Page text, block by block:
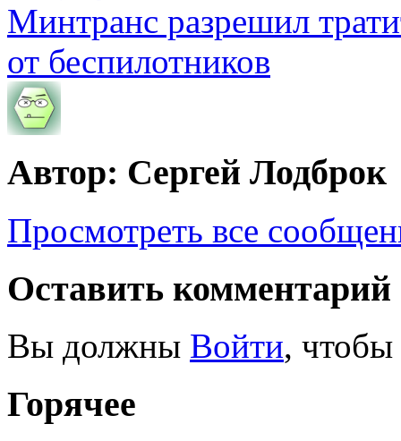
Минтранс разрешил
от беспилотников
Автор: Сергей Лодброк
Просмотреть все
Оставить комментарий
Вы должны Войти, чтобы
Горячее